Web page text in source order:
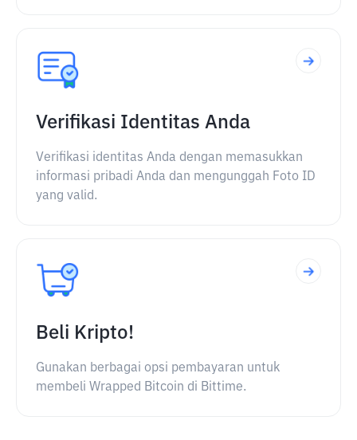
Verifikasi Identitas Anda
Verifikasi identitas Anda dengan memasukkan
informasi pribadi Anda dan mengunggah Foto ID
yang valid.
Beli Kripto!
Gunakan berbagai opsi pembayaran untuk
membeli Wrapped Bitcoin di Bittime.